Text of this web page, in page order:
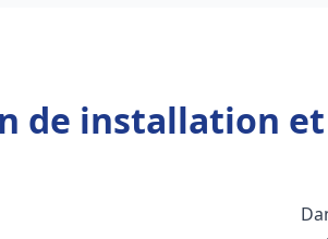
de installation